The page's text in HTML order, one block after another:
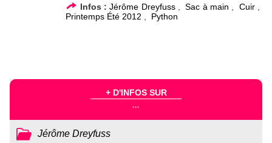
Infos : Jérôme Dreyfuss,Sac à main Cuir,
Printemps Été 2012
Python
+ D'INFOS SUR
...
Jérôme Dreyfuss